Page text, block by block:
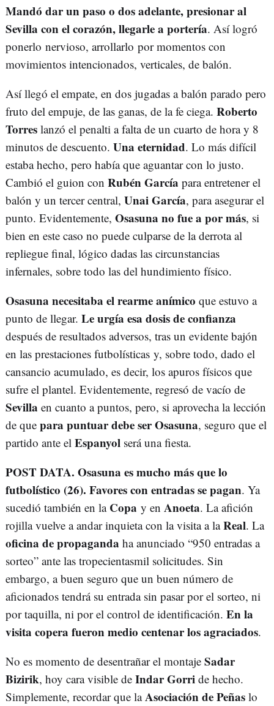
Mandó dar un paso o dos adelante, presionar al
Sevilla con el corazón, llegarle a portería. Así logró
ponerlo nervioso, arrollarlo por momentos con
movimientos intencionados, verticales, de balón.
Así llegó el empate, en dos jugadas a balón parado pero
fruto del empuje, de las ganas, de la fe ciega. Roberto
Torres lanzó el penalti a falta de un cuarto de hora y 8
minutos de descuento. Una eternidad. Lo más difícil
estaba hecho, pero había que aguantar con lo justo.
Cambió el guion con Rubén García para entretener el
balón y un tercer central, Unai García, para asegurar el
punto. Evidentemente, Osasuna no fue a por más, si
bien en este caso no puede culparse de la derrota al
repliegue final, lógico dadas las circunstancias
infernales, sobre todo las del hundimiento físico.
Osasuna necesitaba el rearme anímico que estuvo a
punto de llegar. Le urgía esa dosis de confianza
después de resultados adversos, tras un evidente bajón
en las prestaciones futbolísticas y, sobre todo, dado el
cansancio acumulado, es decir, los apuros físicos que
sufre el plantel. Evidentemente, regresó de vacío de
Sevilla en cuanto a puntos, pero, si aprovecha la lección
de que para puntuar debe ser Osasuna, seguro que el
partido ante el Espanyol será una fiesta.
POST DATA. Osasuna es mucho más que lo
futbolístico (26). Favores con entradas se pagan. Ya
sucedió también en la Copa y en Anoeta. La afición
rojilla vuelve a andar inquieta con la visita a laReal. La
oficina de propaganda ha anunciado “950 entradas a
sorteo” ante las tropecientasmil solicitudes. Sin
embargo, a buen seguro que un buen número de
aficionados tendrá su entrada sin pasar por el sorteo, ni
por taquilla, ni por el control de identificación. En la
visita copera fueron medio centenar los agraciados.
No es momento de desentrañar el montaje Sadar
Bizirik, hoy cara visible de Indar Gorri de hecho.
Simplemente, recordar que laAsociación de Peñas lo